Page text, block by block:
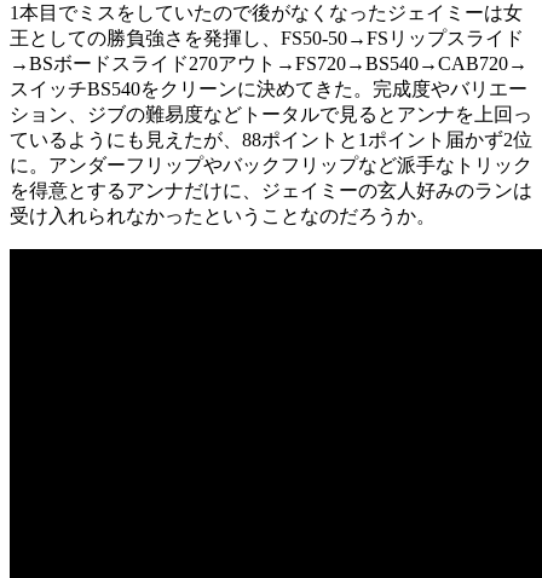
1本目でミスをしていたので後がなくなったジェイミーは女
王としての勝負強さを発揮し、FS50-50→FSリップスライド
→BSボードスライド270アウト→FS720→BS540→CAB720→
スイッチBS540をクリーンに決めてきた。完成度やバリエー
ション、ジブの難易度などトータルで見るとアンナを上回っ
ているようにも見えたが、88ポイントと1ポイント届かず2位
に。アンダーフリップやバックフリップなど派手なトリック
を得意とするアンナだけに、ジェイミーの玄人好みのランは
受け入れられなかったということなのだろうか。